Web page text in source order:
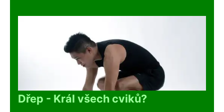
Dřep - Král všech cviků?